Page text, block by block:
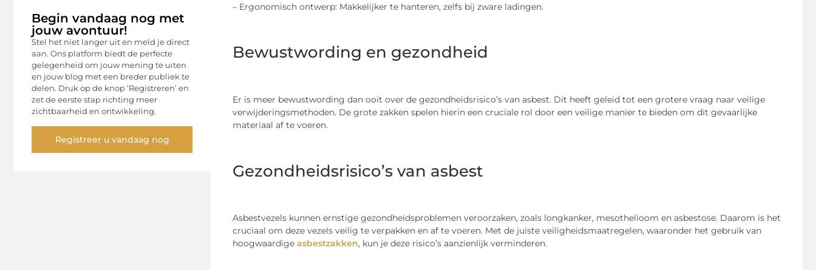
Begin vandaag nog met
jouw avontuur!
Stel het niet langer uit en meld je direct
aan. Ons platform biedt de perfecte
gelegenheid om jouw mening te uiten
en jouw blog met een breder publiek te
delen. Druk op de knop ‘Registreren’ en
zet de eerste stap richting meer
zichtbaarheid en ontwikkeling.
Registreer u vandaag nog
– Ergonomisch ontwerp: Makkelijker te hanteren, zelfs bij zware ladingen.
Bewustwording en gezondheid
Er is meer bewustwording dan ooit over de gezondheidsrisico’s van asbest. Dit heeft geleid tot een grotere vraag naar veilige
verwijderingsmethoden. De grote zakken spelen hierin een cruciale rol door een veilige manier te bieden om dit gevaarlijke
materiaal af te voeren.
Gezondheidsrisico’s van asbest
Asbestvezels kunnen ernstige gezondheidsproblemen veroorzaken, zoals longkanker, mesothelioom en asbestose. Daarom is het
cruciaal om deze vezels veilig te verpakken en af te voeren. Met de juiste veiligheidsmaatregelen, waaronder het gebruik van
hoogwaardige asbestzakken, kun je deze risico’s aanzienlijk verminderen.